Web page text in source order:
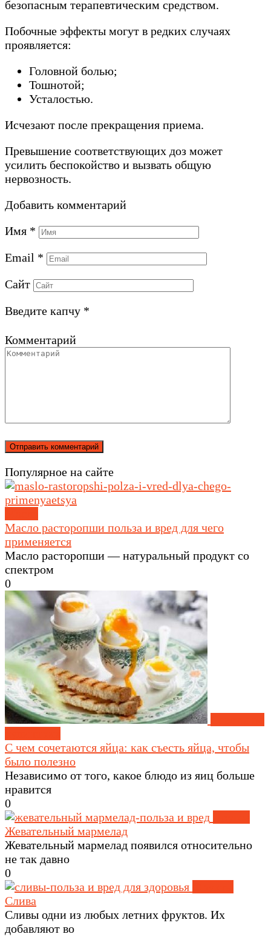
безопасным терапевтическим средством.
Побочные эффекты могут в редких случаях
проявляется:
Головной болью;
Тошнотой;
Усталостью.
Исчезают после прекращения приема.
Превышение соответствующих доз может
усилить беспокойство и вызвать общую
нервозность.
Добавить комментарий
Имя *
Email *
Сайт
Введите капчу *
Комментарий
Популярное на сайте
Масло расторопши польза и вред для чего
применяется
Масло расторопши — натуральный продукт со
спектром
0
С чем сочетаются яйца: как съесть яйца, чтобы
было полезно
Независимо от того, какое блюдо из яиц больше
нравится
0
Жевательный мармелад
Жевательный мармелад появился относительно
не так давно
0
Слива
Сливы одни из любых летних фруктов. Их
добавляют во